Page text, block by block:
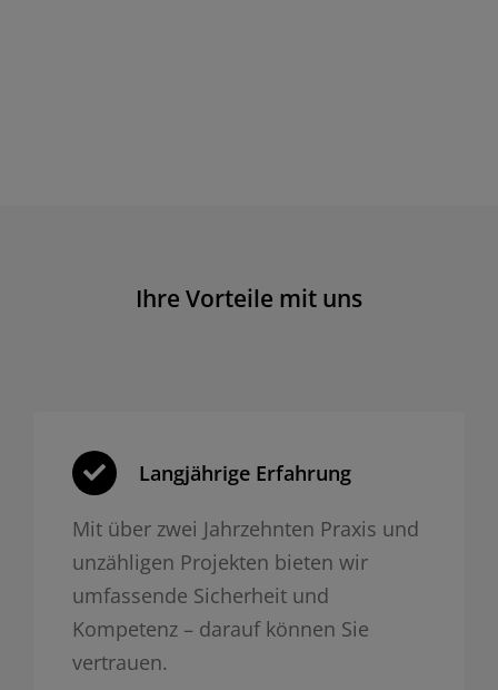
Ihre Vorteile mit uns
Langjährige Erfahrung
Mit über zwei Jahrzehnten Praxis und
unzähligen Projekten bieten wir
umfassende Sicherheit und
Kompetenz – darauf können Sie
vertrauen.